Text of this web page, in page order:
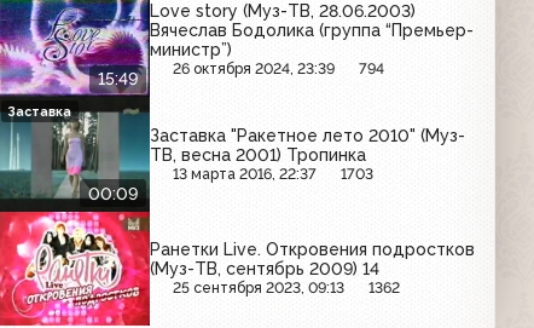
15:49
Love story (Муз-ТВ, 28.06.2003)
Вячеслав Бодолика (группа “Премьер-
министр”)
26 октября 2024, 23:39 794
00:09
Заставка "Ракетное лето 2010" (Муз-
ТВ, весна 2001) Тропинка
13 марта 2016, 22:37 1703
Заставка
Ранетки Live. Откровения подростков
(Муз-ТВ, сентябрь 2009) 14
25 сентября 2023, 09:13 1362